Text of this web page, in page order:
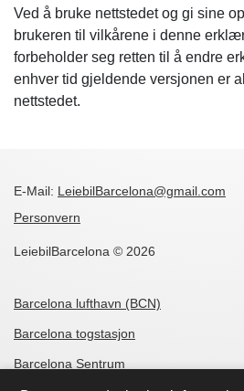
Ved å bruke nettstedet og gi sine
brukeren til vilkårene i denne
forbeholder seg retten til å endre
enhver tid gjeldende versjonen er
nettstedet.
E-Mail: LeiebilBarcelona@gmail.com
Personvern
LeiebilBarcelona © 2026
Barcelona lufthavn (BCN)
Barcelona togstasjon
Barcelona Sentrum